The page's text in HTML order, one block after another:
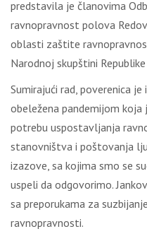
predstavila je članovima
ravnopravnost polova
oblasti zaštite
Narodnoj skupštini Republike
Sumirajući rad, poverenica
obeležena pandemijom
potrebu uspostavljanja
stanovništva i poštovanja
izazove, sa kojima smo se
uspeli da odgovorimo.
sa preporukama za
ravnopravnosti.